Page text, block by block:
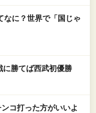
なに？世界で「国じゃ
勝てば西武初優勝
コ打った方がいいよ